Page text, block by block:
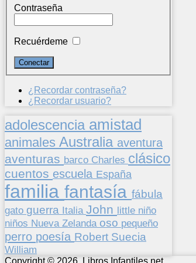
Contraseña
Recuérdeme
¿Recordar contraseña?
¿Recordar usuario?
adolescencia amistad
animales Australia aventura
aventuras barco Charles clásico
cuentos escuela España
familia fantasía fábula
gato guerra Italia John little niño
niños Nueva Zelanda oso pequeño
perro poesía Robert Suecia
William